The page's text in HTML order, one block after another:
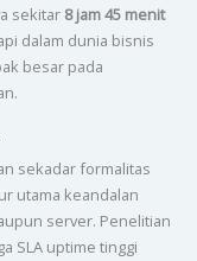
sekitar 8 jam 45 menit
dalam dunia bisnis
besar pada
sekadar formalitas
utama keandalan
server. Penelitian
SLA uptime tinggi